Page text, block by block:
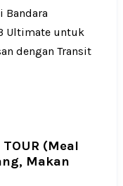
Ultimate untuk
dengan Transit
TOUR (Meal
Makan